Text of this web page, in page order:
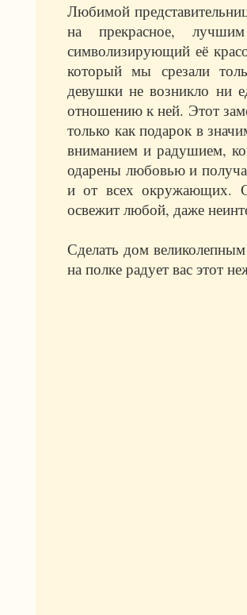
Любимой
на прекрасное,
символизирующий её
который мы срезали
девушки не возникло ни
отношению к ней. Этот
только как подарок в
вниманием и радушием,
одарены любовью и
и от всех окружающих.
освежит любой, даже
Сделать дом
на полке радует вас этот